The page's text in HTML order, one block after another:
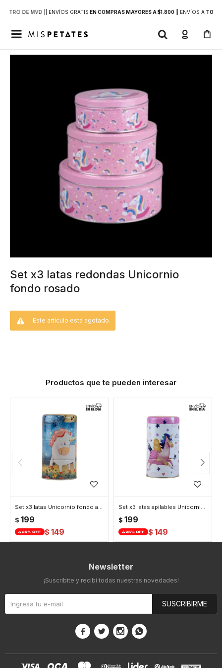
DE MVD | | ENVÍOS GRATIS EN COMPRAS MAYORES A $1.800 | ENVÍOS ATODO

Set x3 latas redondas Unicornio
fondo rosado
Este artículo está agotado.
Productos que te pueden interesar
Set x3 latas Unicornio fondo azul
$ 199
$ 149
Set x3 latas apilables Unicornio fondo blanco
$ 199
$ 149
Newsletter
¡Suscribite y recibí todas nuestras novedades!
SUSCRIBIRME
   